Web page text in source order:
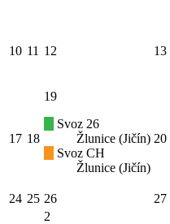
10 11 12 13
17 18
19
Svoz 26
Žlunice (Jičín)
Svoz CH
Žlunice (Jičín)
20
24 25 26 27
2